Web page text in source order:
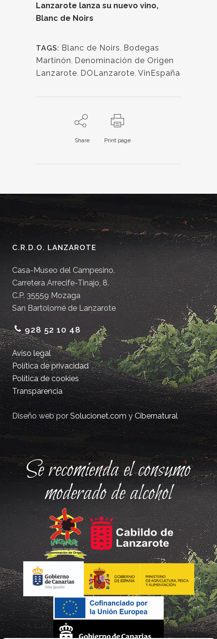
Lanzarote lanza su nuevo vino,
Blanc de Noirs
TAGS: Blanc de Noirs, Bodegas
Martinón, Denominación de Origen
Lanzarote, DOLanzarote, VinEspaña
Share Print page
C.R.D.O. LANZAROTE
Casa-Museo del Campesino.
Carretera Arrecife-Tinajo, 8.
C.P. 35559 Mozaga
San Bartolomé de Lanzarote
928 52 10 48
Aviso legal
Política de privacidad
Política de cookies
Transparencia
Diseño web porSolucionet.comyCibernatural
Se recomienda el consumo
moderado de alcohol